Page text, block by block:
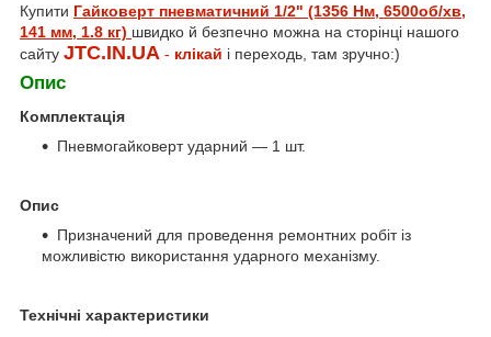
Купити Гайковерт пневматичний 1/2" (1356 Нм, 6500об/хв,
141 мм, 1.8 кг) швидко й безпечно можна на сторінці нашого
сайту JTC.IN.UA - клікай і переходь, там зручно:)
Опис
Комплектація
Пневмогайковерт ударний — 1 шт.
Опис
Призначений для проведення ремонтних робіт із
можливістю використання ударного механізму.
Технічні характеристики